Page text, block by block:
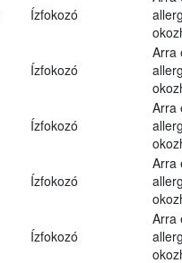
Ízfokozó
Ízfokozó
Arra
Ízfokozó
Arra
Ízfokozó
Arra
Ízfokozó
Arra